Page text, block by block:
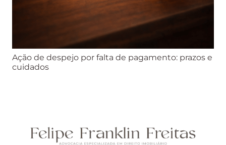
Ação de despejo por falta de pagamento: prazos e
cuidados